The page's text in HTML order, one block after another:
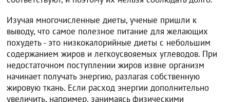
Изучая многочисленные диеты, ученые пришли к
выводу, что самое полезное питание для желающих
похудеть - это низкокалорийные диеты с небольшим
содержанием жиров и легкоусвояемых углеводов. При
недостаточном поступлении жиров извне организм
начинает получать энергию, разлагая собственную
жировую ткань. Если расход энергии дополнительно
увеличить, например, занимаясь физическими